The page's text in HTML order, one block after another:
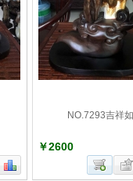
NO.7293吉祥
￥2600